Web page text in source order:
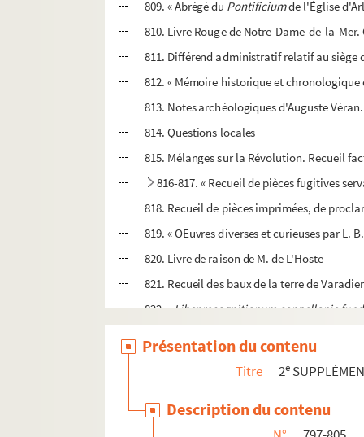
809. « Abrégé du Pontificiumde l'Église
810. Livre Rouge de Notre-Dame-de-la-
811. Différend administratif relatif au siège
812. « Mémoire historique et
813. Notes archéologiques d'Auguste
814. Questions locales
815. Mélanges sur la Révolution. Recueil
816-817. « Recueil de pièces fugitives
818. Recueil de pièces imprimées, de
819. « OEuvres diverses et curieuses par
820. Livre de raison de M. de L'Hoste
821. Recueil des baux de la terre de
822. «Liber recognitionum cappellanie
827. Recueil des chapelles du diocèse
Présentation du contenu
Titre 2e
Description du contenu